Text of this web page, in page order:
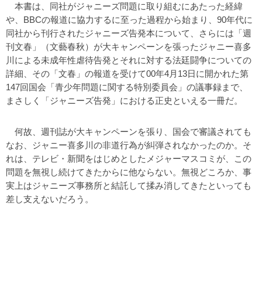
本書は、同社がジャニーズ問題に取り組むにあたった経緯
や、BBCの報道に協力するに至った過程から始まり、90年代に
同社から刊行されたジャニーズ告発本について、さらには「週
刊文春」（文藝春秋）が大キャンペーンを張ったジャニー喜多
川による未成年性虐待告発とそれに対する法廷闘争についての
詳細、その「文春」の報道を受けて00年4月13日に開かれた第
147回国会「青少年問題に関する特別委員会」の議事録まで、
まさしく「ジャニーズ告発」における正史といえる一冊だ。
何故、週刊誌が大キャンペーンを張り、国会で審議されても
なお、ジャニー喜多川の非道行為が糾弾されなかったのか。そ
れは、テレビ・新聞をはじめとしたメジャーマスコミが、この
問題を無視し続けてきたからに他ならない。無視どころか、事
実上はジャニーズ事務所と結託して揉み消してきたといっても
差し支えないだろう。